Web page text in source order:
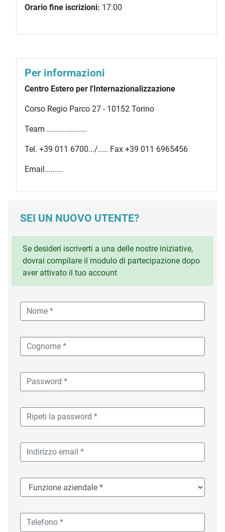
Orario fine iscrizioni: 17:00
Per informazioni
Centro Estero per l'Internazionalizzazione
Corso Regio Parco 27 - 10152 Torino
Team ....................
Tel. +39 011 6700.../..... Fax +39 011 6965456
Email.........
SEI UN NUOVO UTENTE?
Se desideri iscriverti a una delle nostre iniziative,
dovrai compilare il modulo di partecipazione dopo
aver attivato il tuo account